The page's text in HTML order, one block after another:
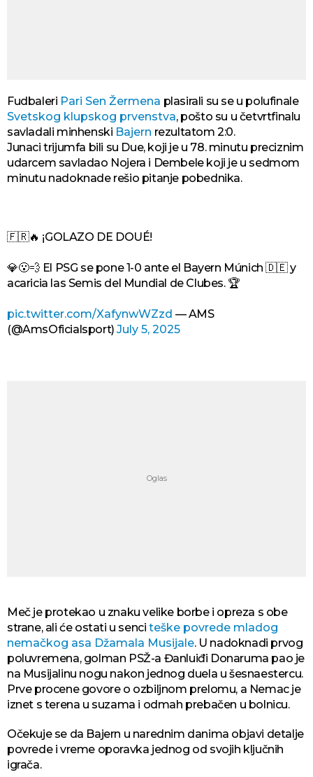
Fudbaleri Pari Sen Žermena plasirali su se u polufinale
Svetskog klupskog prvenstva, pošto su u četvrtfinalu
savladali minhenski Bajern rezultatom 2:0.
Junaci trijumfa bili su Due, koji je u 78. minutu preciznim
udarcem savladao Nojera i Dembele koji je u sedmom
minutu nadoknade rešio pitanje pobednika.
🇫🇷🔥 ¡GOLAZO DE DOUÉ!
💎😮‍💨 El PSG se pone 1-0 ante el Bayern Múnich 🇩🇪 y
acaricia las Semis del Mundial de Clubes. 🏆
pic.twitter.com/XafynwWZzd — AMS
(@AmsOficialsport)July 5, 2025
Meč je protekao u znaku velike borbe i opreza s obe
strane, ali će ostati u senci teške povrede mladog
nemačkog asa Džamala Musijale. U nadoknadi prvog
poluvremena, golman PSŽ-a Đanluiđi Donaruma pao je
na Musijalinu nogu nakon jednog duela u šesnaestercu.
Prve procene govore o ozbiljnom prelomu, a Nemac je
iznet s terena u suzama i odmah prebačen u bolnicu.
Očekuje se da Bajern u narednim danima objavi detalje
povrede i vreme oporavka jednog od svojih ključnih
igrača.